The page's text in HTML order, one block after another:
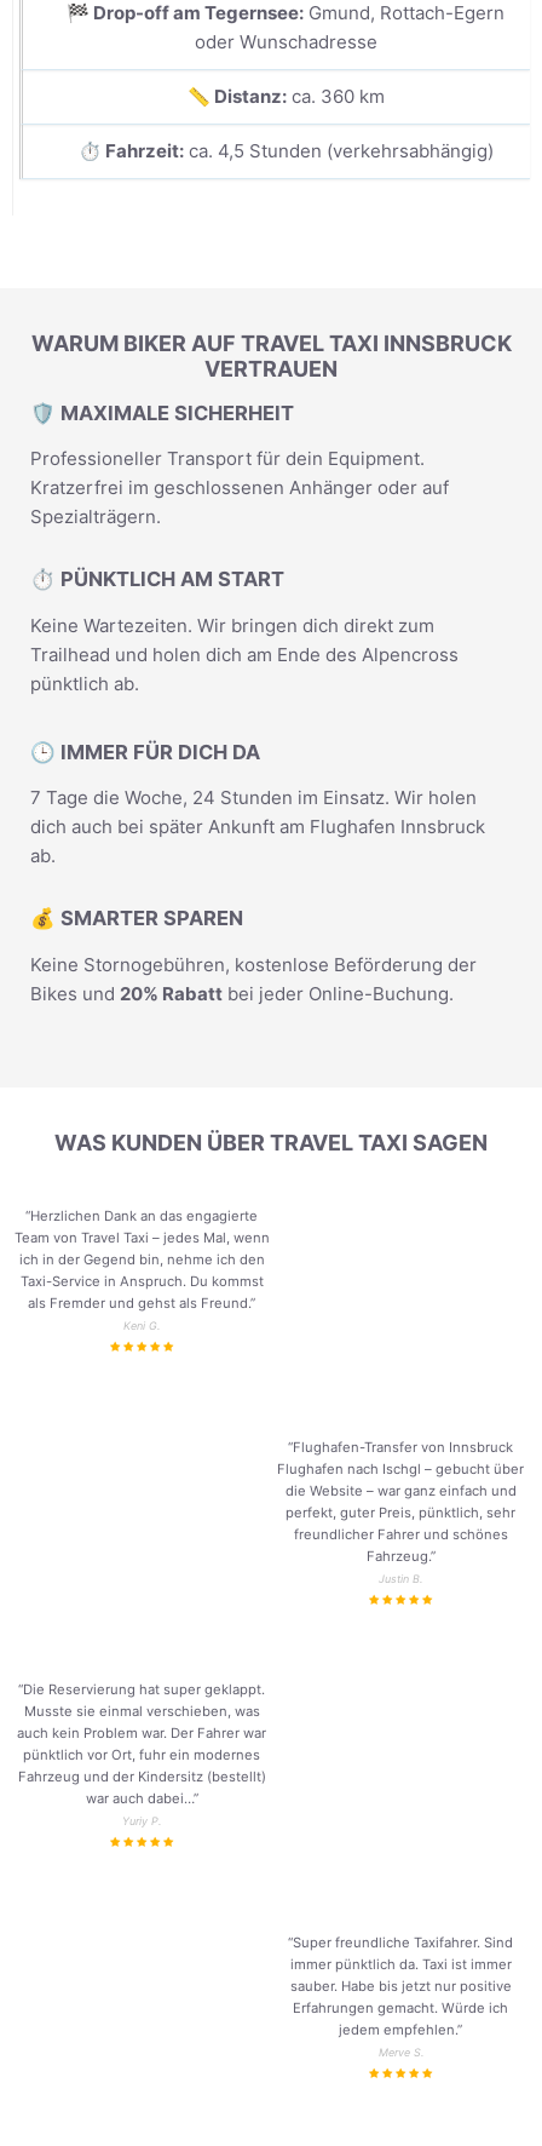
🏁 Drop-off am Tegernsee: Gmund, Rottach-Egern
oder Wunschadresse
📏 Distanz:ca. 360 km
⏱️ Fahrzeit:ca. 4,5 Stunden (verkehrsabhängig)
WARUM BIKER AUF TRAVEL TAXI INNSBRUCK
VERTRAUEN
🛡️ MAXIMALE SICHERHEIT
Professioneller Transport für dein Equipment.
Kratzerfrei im geschlossenen Anhänger oder auf
Spezialträgern.
⏱️ PÜNKTLICH AM START
Keine Wartezeiten. Wir bringen dich direkt zum
Trailhead und holen dich am Ende des Alpencross
pünktlich ab.
🕒 IMMER FÜR DICH DA
7 Tage die Woche, 24 Stunden im Einsatz. Wir holen
dich auch bei später Ankunft am Flughafen Innsbruck
ab.
💰 SMARTER SPAREN
Keine Stornogebühren, kostenlose Beförderung der
Bikes und 20% Rabatt bei jeder Online-Buchung.
WAS KUNDEN ÜBER TRAVEL TAXI SAGEN
“Herzlichen Dank an das engagierte
Team von Travel Taxi – jedes Mal, wenn
ich in der Gegend bin, nehme ich den
Taxi-Service in Anspruch. Du kommst
als Fremder und gehst als Freund.”
Keni G.
“Flughafen-Transfer von Innsbruck
Flughafen nach Ischgl – gebucht über
die Website – war ganz einfach und
perfekt, guter Preis, pünktlich, sehr
freundlicher Fahrer und schönes
Fahrzeug.”
Justin B.
“Die Reservierung hat super geklappt.
Musste sie einmal verschieben, was
auch kein Problem war. Der Fahrer war
pünktlich vor Ort, fuhr ein modernes
Fahrzeug und der Kindersitz (bestellt)
war auch dabei…”
Yuriy P.
“Super freundliche Taxifahrer. Sind
immer pünktlich da. Taxi ist immer
sauber. Habe bis jetzt nur positive
Erfahrungen gemacht. Würde ich
jedem empfehlen.”
Merve S.